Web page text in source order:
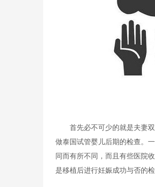
首先必不可少的就是夫妻
做泰国试管婴儿后期的检查。
同而有所不同，而且有些医院
是移植后进行妊娠成功与否的